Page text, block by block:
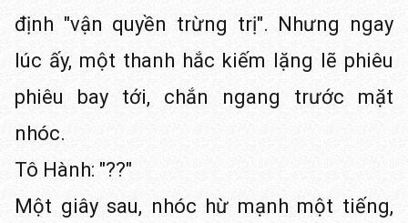
định "vận quyền trừng trị". Nhưng ngay
lúc ấy, một thanh hắc kiếm lặng lẽ phiêu
phiêu bay tới, chắn ngang trước mặt
nhóc.
Tô Hành: "??"
Một giây sau, nhóc hừ mạnh một tiếng,